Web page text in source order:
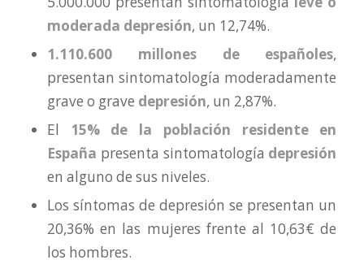
moderada depresión, un 12,74%.
1.110.600 millones de españoles,
presentan sintomatología moderadamente
grave o grave depresión, un 2,87%.
El 15% de la población residente en
España presenta sintomatología depresión
en alguno de sus niveles.
Los síntomas de depresión se presentan un
20,36% en las mujeres frente al 10,63€ de
los hombres.